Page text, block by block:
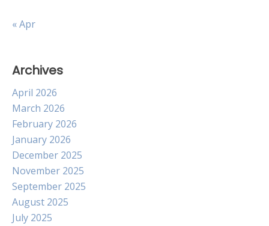
« Apr
Archives
April 2026
March 2026
February 2026
January 2026
December 2025
November 2025
September 2025
August 2025
July 2025